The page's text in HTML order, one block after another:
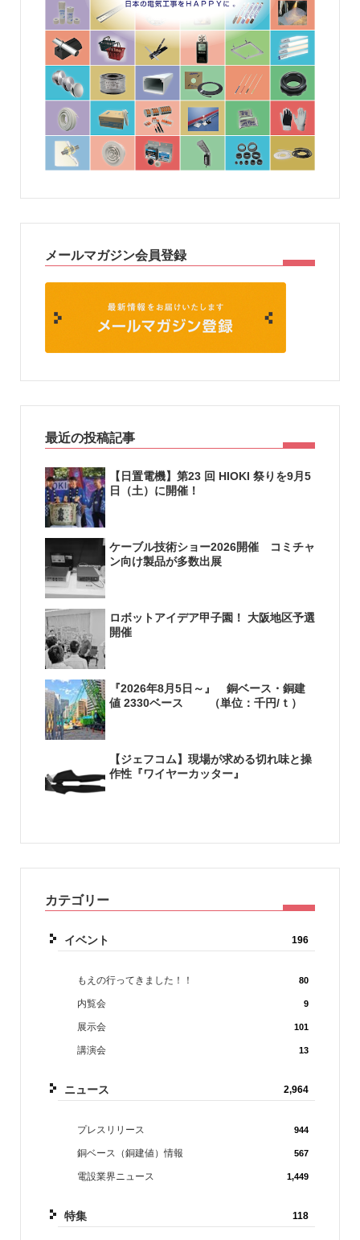
メールマガジン会員登録
最近の投稿記事
【日置電機】第23 回 HIOKI 祭りを9月5
日（土）に開催！
ケーブル技術ショー2026開催 コミチャ
ン向け製品が多数出展
ロボットアイデア甲子園！ 大阪地区予選
開催
『2026年8月5日～』 銅ベース・銅建
値 2330ベース （単位：千円/ｔ）
【ジェフコム】現場が求める切れ味と操
作性『ワイヤーカッター』
カテゴリー
イベント 196
もえの行ってきました！！ 80
内覧会 9
展示会 101
講演会 13
ニュース 2,964
プレスリリース 944
銅ベース（銅建値）情報 567
電設業界ニュース 1,449
特集 118